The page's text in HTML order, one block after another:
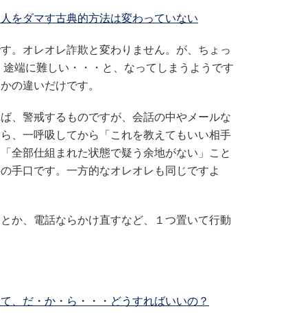
をダマす古典的方法は変わっていない
。オレオレ詐欺と変わりません。が、ちょっ
端に難しい・・・と、なってしまうようです
の違いだけです。
、警戒するものですが、会話の中やメールな
、一呼吸してから「これを教えてもいい相手
全部仕組まれた状態で疑う余地がない」こと
手口です。一方的なオレオレも同じですよ
か、電話ならかけ直すなど、１つ置いて行動
、だ・か・ら・・・どうすればいいの？